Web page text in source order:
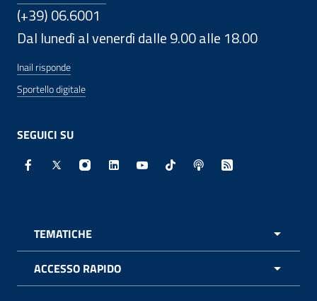
(+39) 06.6001
Dal lunedì al venerdì dalle 9.00 alle 18.00
Inail risponde
Sportello digitale
SEGUICI SU
Facebook - Sito esterno - Apertura in nuova finestra
X - Sito esterno - Apertura in nuova finestra
Instagram - Sito esterno - Apertura in
Linkedin - Sito esterno - Apertura in
Youtube - Sito esterno -
TikTok - Sito esterno -
Spreaker - Sito
Feed RSS -
TEMATICHE
ACCESSO RAPIDO